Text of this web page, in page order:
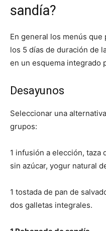
sandía?
En general los menús
los 5 días de duración de
en un esquema integrado
Desayunos
Seleccionar una
grupos:
1 infusión a elección, taza
sin azúcar, yogur natural
1 tostada de pan de
dos galletas integrales.